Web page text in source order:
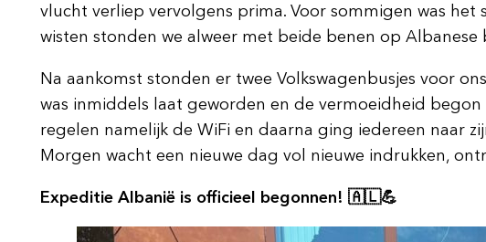
vlucht verliep vervolgens prima. Voor sommigen was
wisten stonden we alweer met beide benen op Albanese
Na aankomst stonden er twee Volkswagenbusjes voor
was inmiddels laat geworden en de vermoeidheid
regelen namelijk de WiFi en daarna ging iedereen naar
Morgen wacht een nieuwe dag vol nieuwe indrukken,
Expeditie Albanië is officieel begonnen! 🇦🇱💪